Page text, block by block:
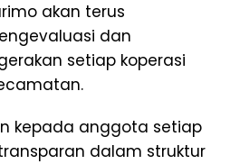
akan terus
dan
setiap koperasi
kepada anggota setiap
dalam struktur